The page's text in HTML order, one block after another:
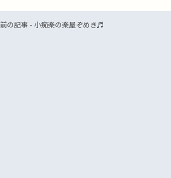
前の記事 - 小痴楽の楽屋ぞめき♬